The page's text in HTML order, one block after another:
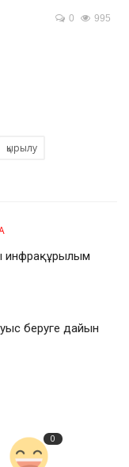
0 995
қырылу
инфрақұрылым
беруге дайын
0